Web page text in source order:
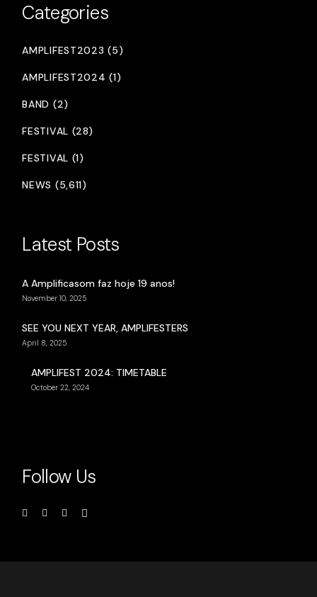
Categories
AMPLIFEST2023 (5)
AMPLIFEST2024 (1)
BAND (2)
FESTIVAL (28)
FESTIVAL (1)
NEWS (5,611)
Latest Posts
A Amplificasom faz hoje 19 anos!
November 10, 2025
SEE YOU NEXT YEAR, AMPLIFESTERS
April 8, 2025
AMPLIFEST 2024: TIMETABLE
October 22, 2024
Follow Us